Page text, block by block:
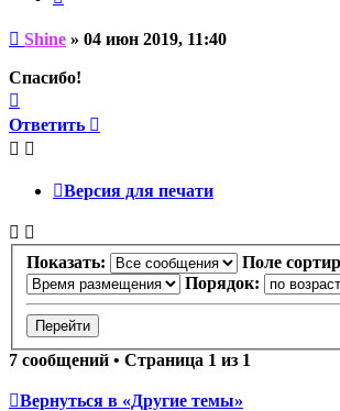
Непрочитанное
Shine » 04 июн 2019, 11:40
Спасибо!
к
началу
Ответить
Версия для печати
Показать:
Поле
Порядок:
7 сообщений • Страница 1 из 1
Вернуться в «Другие темы»